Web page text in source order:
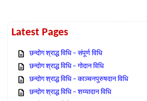
Latest Pages
छन्दोग श्राद्ध विधि – संपूर्ण विधि
छन्दोग श्राद्ध विधि – गोदान विधि
छन्दोग श्राद्ध विधि – काञ्चनपुरुषदान विधि
छन्दोग श्राद्ध विधि – शय्यादान विधि